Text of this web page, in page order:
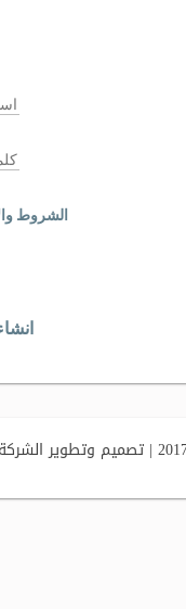
الشروط